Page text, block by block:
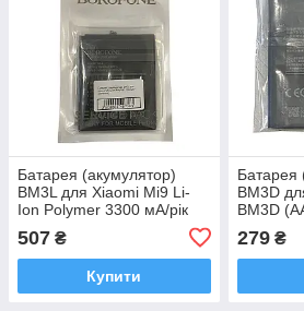
Батарея (акумулятор)
BM3L для Xiaomi Mi9 Li-
Ion Polymer 3300 мА/рік
507 ₴
Купити
Батарея
BM3D
BM3D
279₴